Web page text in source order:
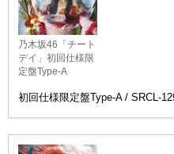
乃木坂46「チート
デイ」初回仕様限
定盤Type-A
初回仕様限定盤Type-A / SRCL-